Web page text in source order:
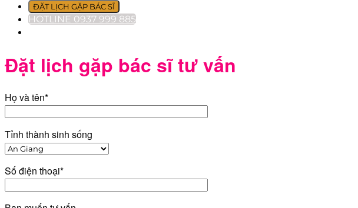
ĐẶT LỊCH GẶP BÁC SĨ
HOTLINE 0937 999 885
Đặt lịch gặp bác sĩ tư vấn
Họ và tên*
Tỉnh thành sinh sống
Số điện thoại*